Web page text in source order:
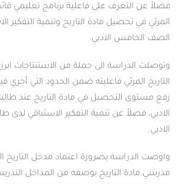
فضلاً عن التعرف على فاعلية برنامج تعليمي
المرئي في تحصيل مادة التاريخ وتنمية التفكير
الصف الخامس الادبي.
وتوصلت الدراسة الى جملة من الاستنتاجات
التاريخ المرئي فاعليته ضمن الحدود التي أجري
رفع مستوى التحصيل في مادة التاريخ عند
الادبي، فضلاً عن تنمية التفكير الاستباقي
الادبي.
واوصت الدراسة بضرورة اعتماد مدخل التاريخ
مدرسي مادة التاريخ بوصفه من المداخل